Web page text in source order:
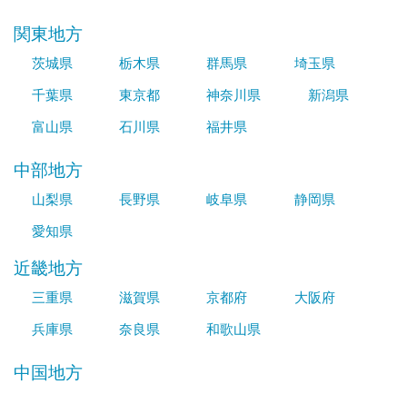
関東地方
茨城県 栃木県 群馬県
埼玉県
千葉県
東京都 神奈川県
新潟県
富山県
石川県 福井県
中部地方
山梨県 長野県 岐阜県
静岡県
愛知県
近畿地方
三重県 滋賀県 京都府
大阪府
兵庫県
奈良県 和歌山県
中国地方